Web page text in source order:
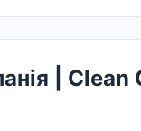
| Clean